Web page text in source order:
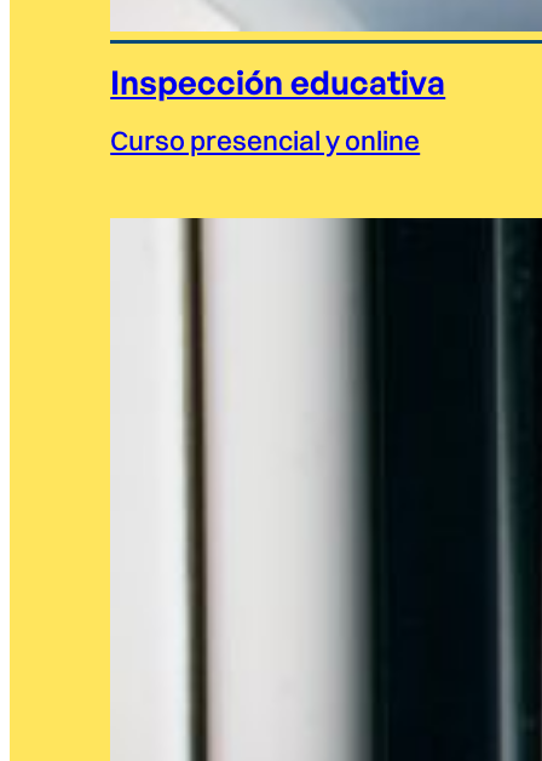
Inspección educativa
Curso presencial y online